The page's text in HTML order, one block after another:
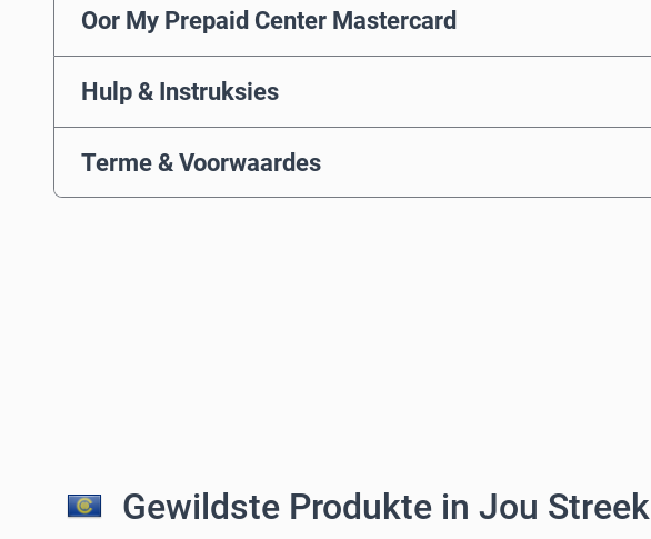
Oor My Prepaid Center Mastercard
Hulp & Instruksies
Terme & Voorwaardes
Gewildste Produkte in Jou Streek